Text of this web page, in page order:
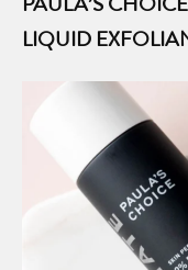
PAULA’S
LIQUID